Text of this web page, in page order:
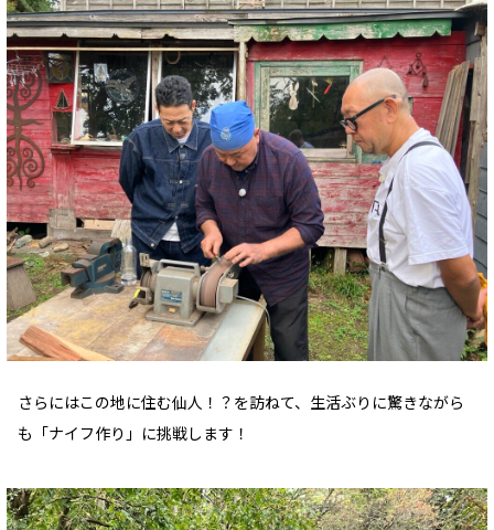
さらにはこの地に住む仙人！？を訪ねて、生活ぶりに驚きながら
も「ナイフ作り」に挑戦します！